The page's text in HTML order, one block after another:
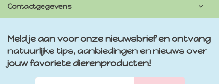
Contactgegevens
Meld je aan voor onze nieuwsbrief en ontvang
natuurlijke tips, aanbiedingen en nieuws over
jouw favoriete dierenproducten!